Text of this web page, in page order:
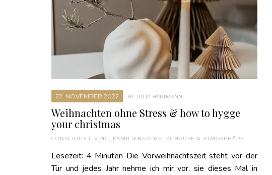
22. NOVEMBER 2022 BY JULIA HARTMANN
Weihnachten ohne Stress & how to hygge
your christmas
CONSCIOUS LIVING, FAMILIENSACHE, ZUHAUSE & ATMOSPHÄRE
Lesezeit: 4 Minuten Die Vorweihnachtszeit steht vor der
Tür und jedes Jahr nehme ich mir vor, sie dieses Mal in